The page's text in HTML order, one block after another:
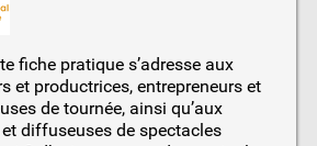
fiche pratique s’adresse aux
et productrices, entrepreneurs et
de tournée, ainsi qu’aux
diffuseuses de spectacles